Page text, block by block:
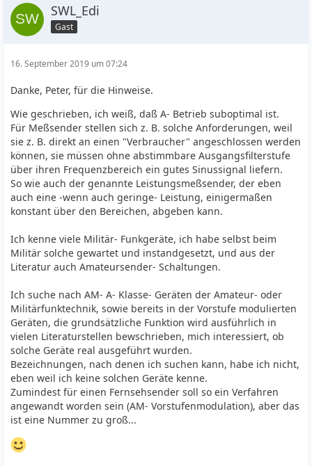
SWL_Edi
Gast
16. September 2019 um 07:24
Danke, Peter, für die Hinweise.
Wie geschrieben, ich weiß, daß A- Betrieb suboptimal ist.
Für Meßsender stellen sich z. B. solche Anforderungen, weil
sie z. B. direkt an einen "Verbraucher" angeschlossen werden
können, sie müssen ohne abstimmbare Ausgangsfilterstufe
über ihren Frequenzbereich ein gutes Sinussignal liefern.
So wie auch der genannte Leistungsmeßsender, der eben
auch eine -wenn auch geringe- Leistung, einigermaßen
konstant über den Bereichen, abgeben kann.
Ich kenne viele Militär- Funkgeräte, ich habe selbst beim
Militär solche gewartet und instandgesetzt, und aus der
Literatur auch Amateursender- Schaltungen.
Ich suche nach AM- A- Klasse- Geräten der Amateur- oder
Militärfunktechnik, sowie bereits in der Vorstufe modulierten
Geräten, die grundsätzliche Funktion wird ausführlich in
vielen Literaturstellen bewschrieben, mich interessiert, ob
solche Geräte real ausgeführt wurden.
Bezeichnungen, nach denen ich suchen kann, habe ich nicht,
eben weil ich keine solchen Geräte kenne.
Zumindest für einen Fernsehsender soll so ein Verfahren
angewandt worden sein (AM- Vorstufenmodulation), aber das
ist eine Nummer zu groß...